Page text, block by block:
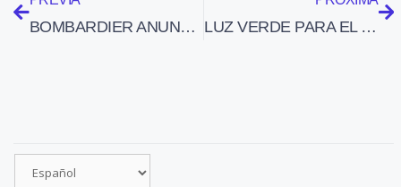
BOMBARDIER ANUNCIA 715 DESPIDS SUPLEMENTARIOS PARA EL PRIMER SEMESTRE DE 2010 AL NO RECIBIR SUFICIENTES PEDIDOS DE NUEVOS AVIONES LUZ VERDE PARA EL CONTRATO DE LAS OPERACIONES AÉREAS DE LA SECRETARÍA GENERAL DEL MAR PARA EL PERIODO 2010-2013